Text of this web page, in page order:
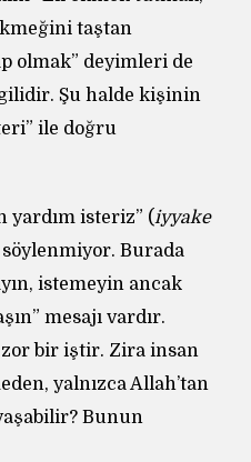
taştan
olmak” deyimleri de
Şu halde kişinin
ile doğru
yardım isteriz” (iyyake
Burada
istemeyin ancak
mesajı vardır.
bir iştir. Zira insan
yalnızca Allah’tan
Bunun